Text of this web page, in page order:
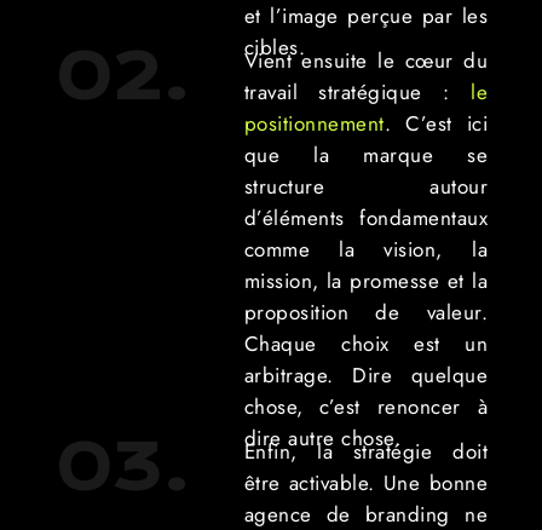
et l’image perçue par les
cibles.
02.
Vient ensuite le cœur du
travail stratégique : le
positionnement. C’est ici
que la marque se
structure autour
d’éléments fondamentaux
comme la vision, la
mission, la promesse et la
proposition de valeur.
Chaque choix est un
arbitrage. Dire quelque
chose, c’est renoncer à
dire autre chose.
03.
Enfin, la stratégie doit
être activable. Une bonne
agence de branding ne